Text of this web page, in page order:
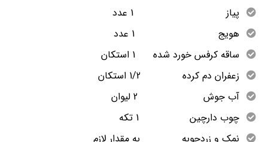
پیاز 1 عدد
هویج 1 عدد
ساقه کرفس خورد شده 1 استکان
زعفران دم کرده 1/2 استکان
آب جوش 2 لیوان
چوب دارچین 1 تکه
نمک و زردچوبه به مقدار لازم